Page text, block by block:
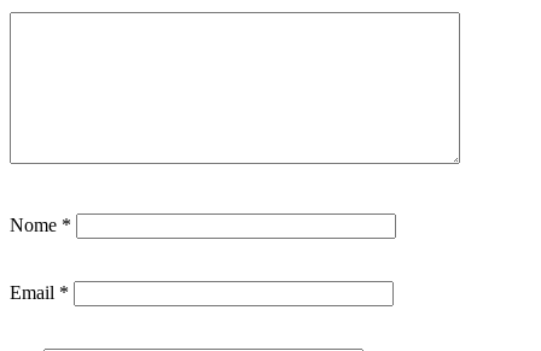
Nome *
Email *